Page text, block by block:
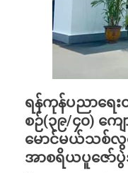
ရန်ကုန်ပညာရ
စဉ်(၃၉/၄၀) ကျ
မောင်မယ်သစ်
အာစရိယပူဇော်ပွဲ